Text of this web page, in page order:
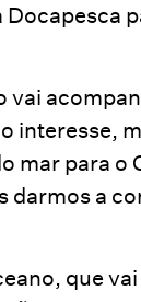
Docapesca
vai
interesse,
mar para
darmos a
que